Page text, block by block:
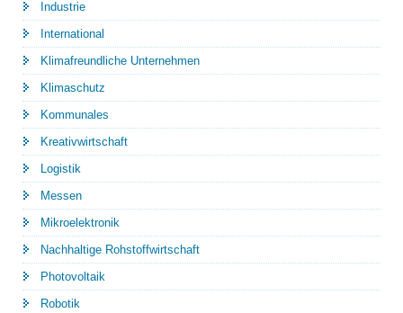
Industrie
International
Klimafreundliche Unternehmen
Klimaschutz
Kommunales
Kreativwirtschaft
Logistik
Messen
Mikroelektronik
Nachhaltige Rohstoffwirtschaft
Photovoltaik
Robotik